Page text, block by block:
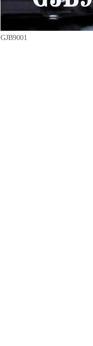
GJB9001